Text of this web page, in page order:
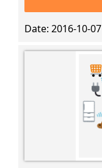
Date 2016-10-07